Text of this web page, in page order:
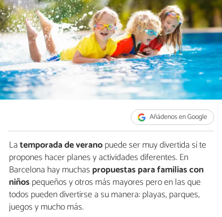
Añádenos en Google
Latemporada de veranopuede ser muy divertida si te
propones hacer planes y actividades diferentes. En
Barcelona hay muchas propuestas para familias con
niños pequeños y otros más mayores pero en las que
todos pueden divertirse a su manera: playas, parques,
juegos y mucho más.